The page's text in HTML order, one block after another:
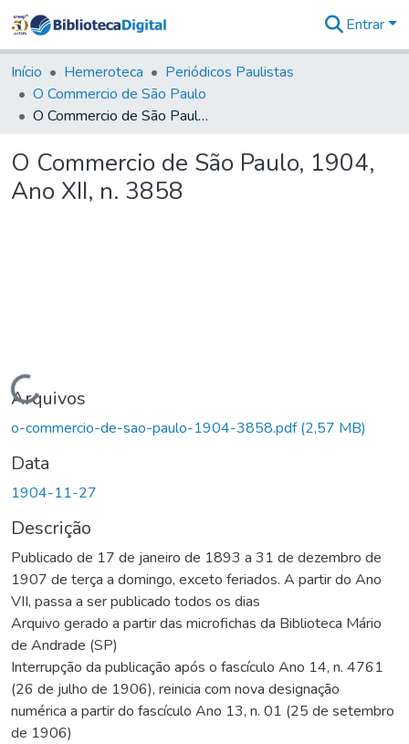
&
Coleções
Tudo na
Biblioteca
Estatísticas
Entrar
Início Hemeroteca
Periódicos Paulistas
O Commercio de São Paulo
O Commercio de São Paulo, 1904, Ano XII, n. 3858
O Commercio de São Paulo, 1904,
Ano XII, n. 3858
Carregando...
Arquivos
o-commercio-de-sao-paulo-1904-3858.pdf(2,57 MB)
Data
1904-11-27
Descrição
Publicado de 17 de janeiro de 1893 a 31 de dezembro de
1907 de terça a domingo, exceto feriados. A partir do Ano
VII, passa a ser publicado todos os dias
Arquivo gerado a partir das microfichas da Biblioteca Mário
de Andrade (SP)
Interrupção da publicação após o fascículo Ano 14, n. 4761
(26 de julho de 1906), reinicia com nova designação
numérica a partir do fascículo Ano 13, n. 01 (25 de setembro
de 1906)